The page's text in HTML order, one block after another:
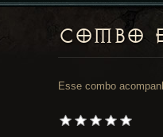
COMBO
Esse combo